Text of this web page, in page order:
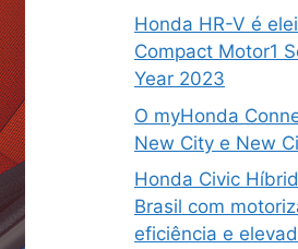
Honda HR-V é
Compact Motor1
Year 2023
O myHonda
New City e New
Honda Civic
Brasil com
eficiência e